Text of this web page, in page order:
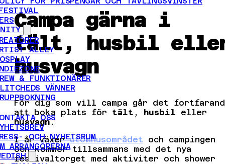
ALLEY
& FUNKTIONÄRER
VÄNNER
OSS
OCH NYHETSRUM
ARRANGÖRERNA
Campa gärna i
tält, husbil
husvagn
För dig som vill campa går det
att boka plats för tält , husbil eller
husvagn.
I år växerutomhusområdet och campingen
och kommer tillsammans med det nya
festivaltorget med aktiviter och shower